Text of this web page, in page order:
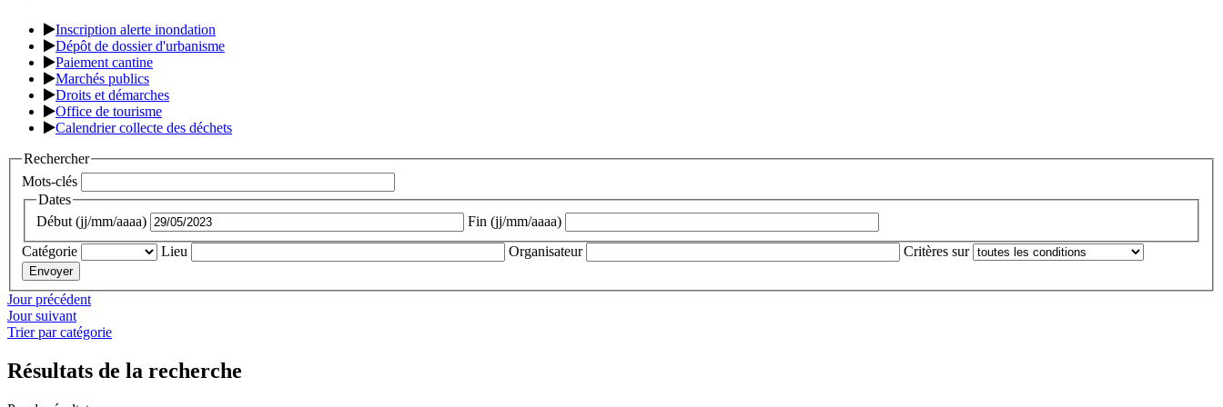
Inscription alerte inondation
Dépôt de dossier d'urbanisme
Paiement cantine
Marchés publics
Droits et démarches
Office de tourisme
Calendrier collecte des déchets
Rechercher
Mots-clés
Dates
Début (jj/mm/aaaa)
Fin (jj/mm/aaaa)
Catégorie
Lieu Organisateur Critères sur
Jour précédent
Jour suivant
Trier par catégorie
Résultats de la recherche